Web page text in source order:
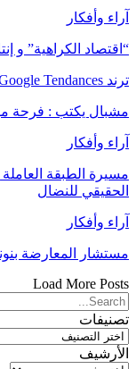
آراء وأفكار
“اقتصاد الكراهية” و
ترند Trends Google Tendances
مشبال يكتب : فرحة
آراء وأفكار
الحقيقي للنضال
آراء وأفكار
مستشار المعارضة
Load More Posts
تصنيفات
تصنيفات
الأرشيف